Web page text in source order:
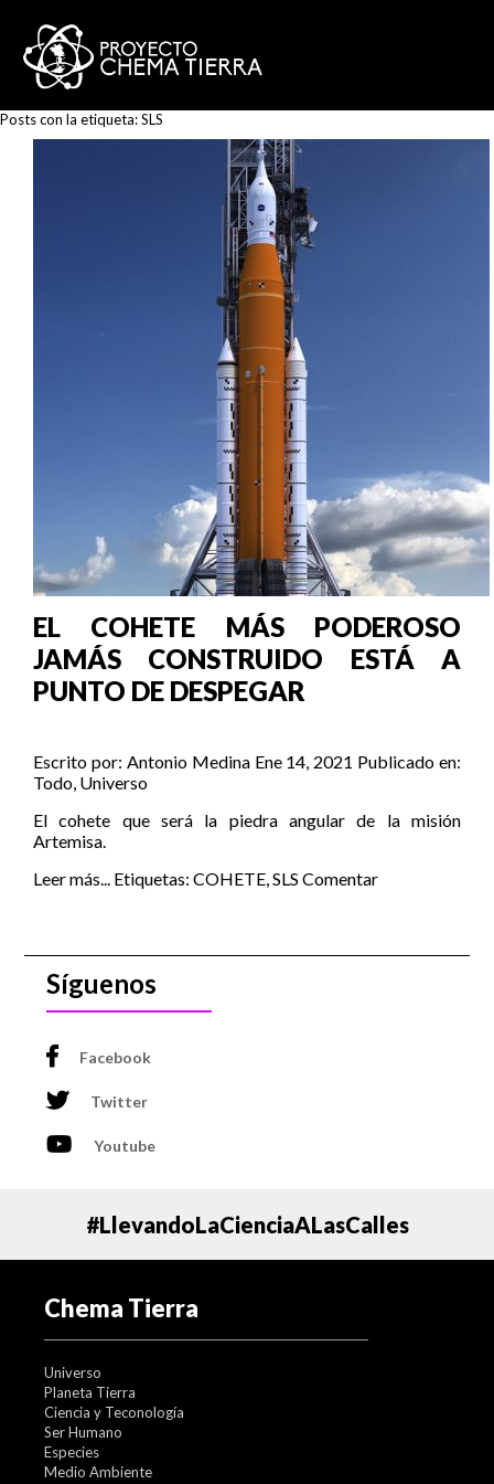
Posts con la etiqueta:SLS
EL COHETE MÁS PODEROSO
JAMÁS CONSTRUIDO ESTÁ A
PUNTO DE DESPEGAR
Escrito por: Antonio Medina Ene 14, 2021 Publicado en:
Todo, Universo
El cohete que será la piedra angular de la misión
Artemisa.
Leer más... Etiquetas: COHETE,SLS Comentar
Síguenos
Facebook
Twitter
Youtube
#LlevandoLaCienciaALasCalles
Chema Tierra
Universo
Planeta Tierra
Ciencia y Teconología
Ser Humano
Especies
Medio Ambiente